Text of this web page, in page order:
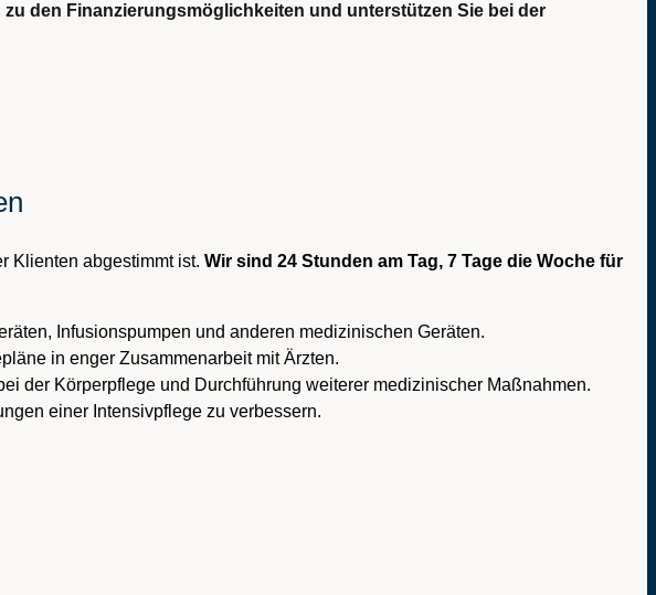
den Finanzierungsmöglichkeiten und unterstützen Sie bei der
Klienten abgestimmt ist. Wir sind 24 Stunden am Tag, 7 Tage die Woche für
Infusionspumpen und anderen medizinischen Geräten.
in enger Zusammenarbeit mit Ärzten.
der Körperpflege und Durchführung weiterer medizinischer Maßnahmen.
einer Intensivpflege zu verbessern.